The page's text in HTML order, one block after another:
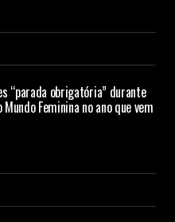
“parada obrigatória” durante
Feminina no ano que vem